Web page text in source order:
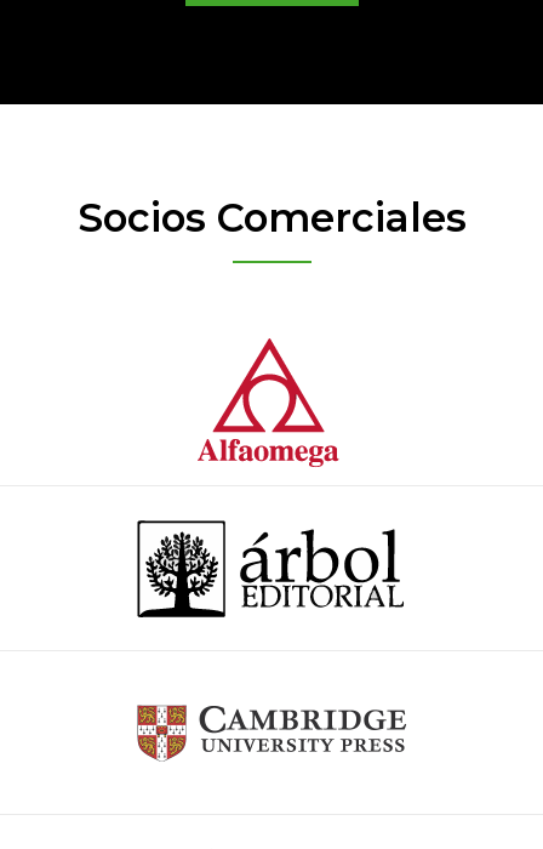
Socios Comerciales